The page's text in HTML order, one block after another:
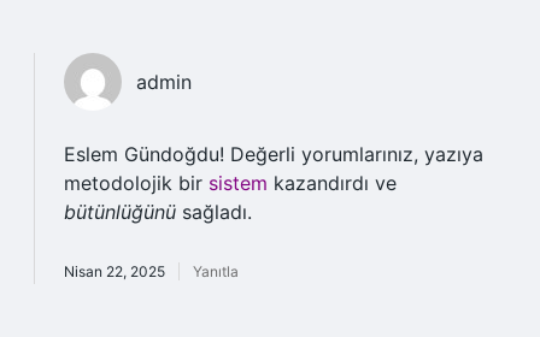
admin
Eslem Gündoğdu! Değerli yorumlarınız, yazıya
metodolojik bir sistem kazandırdı ve
bütünlüğünü sağladı.
Nisan 22, 2025 Yanıtla